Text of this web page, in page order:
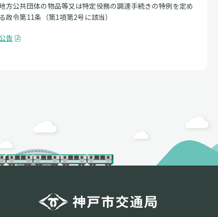
方公共団体の物品等又は特定役務の調達手続きの特例を定め
政令第11条（第1項第2号に該当）
告